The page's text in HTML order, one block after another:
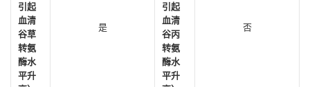
引起
血清
谷草
转氨
酶水
平升
是
引起
血清
谷丙
转氨
酶水
平升
否